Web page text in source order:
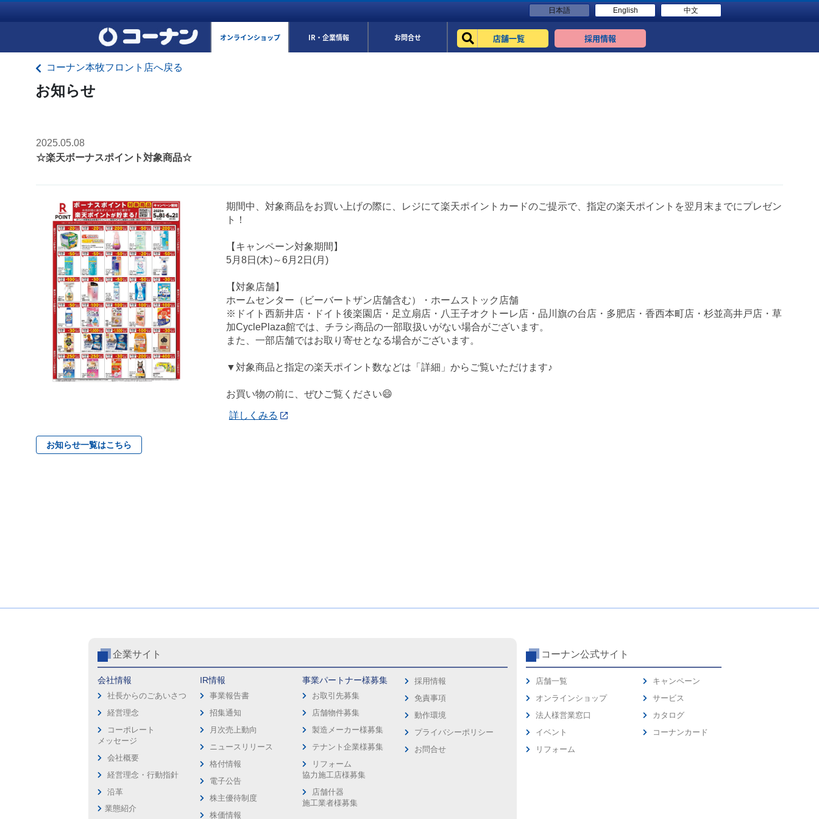
日本語 English 中文
オンラインショップ IR・企業情報 お問合せ 店舗一覧 採用情報
コーナン本牧フロント店へ戻る
お知らせ
2025.05.08
☆楽天ボーナスポイント対象商品☆
期間中、対象商品をお買い上げの際に、レジにて楽天ポイントカードのご提示で、指定の楽天ポイントを翌月末までにプレゼン
ト！
【キャンペーン対象期間】
5月8日(木)～6月2日(月)
【対象店舗】
ホームセンター（ビーバートザン店舗含む）・ホームストック店舗
※ドイト西新井店・ドイト後楽園店・足立扇店・八王子オクトーレ店・品川旗の台店・多肥店・香西本町店・杉並高井戸店・草
加CyclePlaza館では、チラシ商品の一部取扱いがない場合がございます。
また、一部店舗ではお取り寄せとなる場合がございます。
▼対象商品と指定の楽天ポイント数などは「詳細」からご覧いただけます♪
お買い物の前に、ぜひご覧ください😄
詳しくみる
お知らせ一覧はこちら
企業サイト
会社情報
社長からのごあいさつ
経営理念
コーポレート
メッセージ
会社概要
経営理念・行動指針
沿革
業態紹介
IR情報
事業報告書
招集通知
月次売上動向
ニュースリリース
格付情報
電子公告
株主優待制度
株価情報
事業パートナー様募集
お取引先募集
店舗物件募集
製造メーカー様募集
テナント企業様募集
リフォーム
協力施工店様募集
店舗什器
施工業者様募集
採用情報
免責事項
動作環境
プライバシーポリシー
お問合せ
コーナン公式サイト
店舗一覧
オンラインショップ
法人様営業窓口
イベント
リフォーム
キャンペーン
サービス
カタログ
コーナンカード